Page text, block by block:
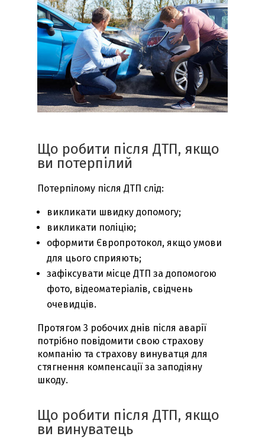
Що робити після ДТП, якщо
ви потерпілий
Потерпілому після ДТП слід:
викликати швидку допомогу;
викликати поліцію;
оформити Європротокол, якщо умови
для цього сприяють;
зафіксувати місце ДТП за допомогою
фото, відеоматеріалів, свідчень
очевидців.
Протягом 3 робочих днів після аварії
потрібно повідомити свою страхову
компанію та страхову винуватця для
стягнення компенсації за заподіяну
шкоду.
Що робити після ДТП, якщо
ви винуватець